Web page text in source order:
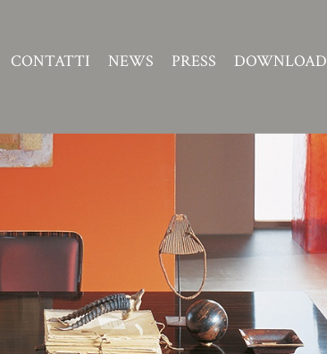
CONTATTI NEWS PRESS DOWNLOAD